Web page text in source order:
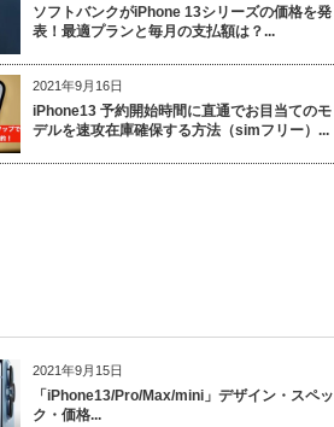
ソフトバンクがiPhone 13シリーズの価格を発
表！最適プランと毎月の支払額は？...
2021年9月16日
iPhone13 予約開始時間に直通でお目当てのモ
デルを速攻在庫確保する方法（simフリー）...
2021年9月15日
「iPhone13/Pro/Max/mini」デザイン・スペッ
ク・価格...